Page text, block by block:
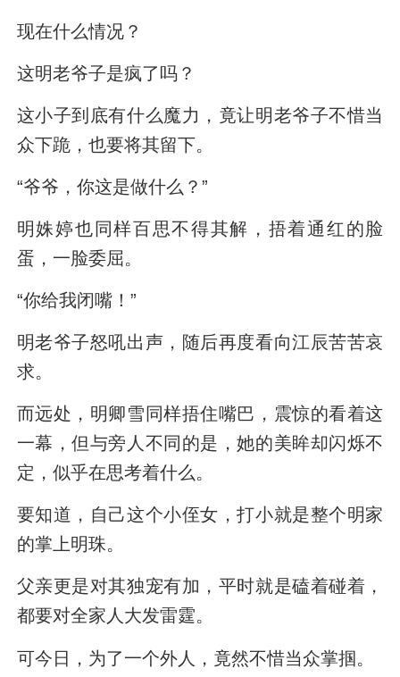
现在什么情况？
这明老爷子是疯了吗？
这小子到底有什么魔力，竟让明老爷子不惜当
众下跪，也要将其留下。
“爷爷，你这是做什么？”
明姝婷也同样百思不得其解，捂着通红的脸
蛋，一脸委屈。
“你给我闭嘴！”
明老爷子怒吼出声，随后再度看向江辰苦苦哀
求。
而远处，明卿雪同样捂住嘴巴，震惊的看着这
一幕，但与旁人不同的是，她的美眸却闪烁不
定，似乎在思考着什么。
要知道，自己这个小侄女，打小就是整个明家
的掌上明珠。
父亲更是对其独宠有加，平时就是磕着碰着，
都要对全家人大发雷霆。
可今日，为了一个外人，竟然不惜当众掌掴。